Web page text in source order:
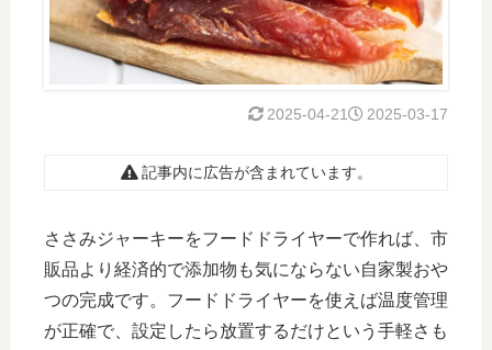
2025-03-17
2025-04-21
記事内に広告が含まれています。
ささみジャーキーをフードドライヤーで作れば、市
販品より経済的で添加物も気にならない自家製おや
つの完成です。フードドライヤーを使えば温度管理
が正確で、設定したら放置するだけという手軽さも